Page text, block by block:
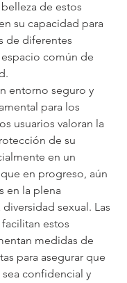
de estos
su capacidad para
de diferentes
común de
entorno seguro y
para los
usuarios valoran la
de su
en un
en progreso, aún
en la plena
sexual. Las
estos
medidas de
para asegurar que
confidencial y